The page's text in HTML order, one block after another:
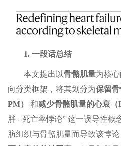
1. 一段话总结
本文提出以骨骼肌量为核
向分类框架，将其划分为保留
PM）
和减少骨骼肌量的心衰（
胖 - 死亡率悖论” 这一误导性
肪组织与骨骼肌量而导致该悖论